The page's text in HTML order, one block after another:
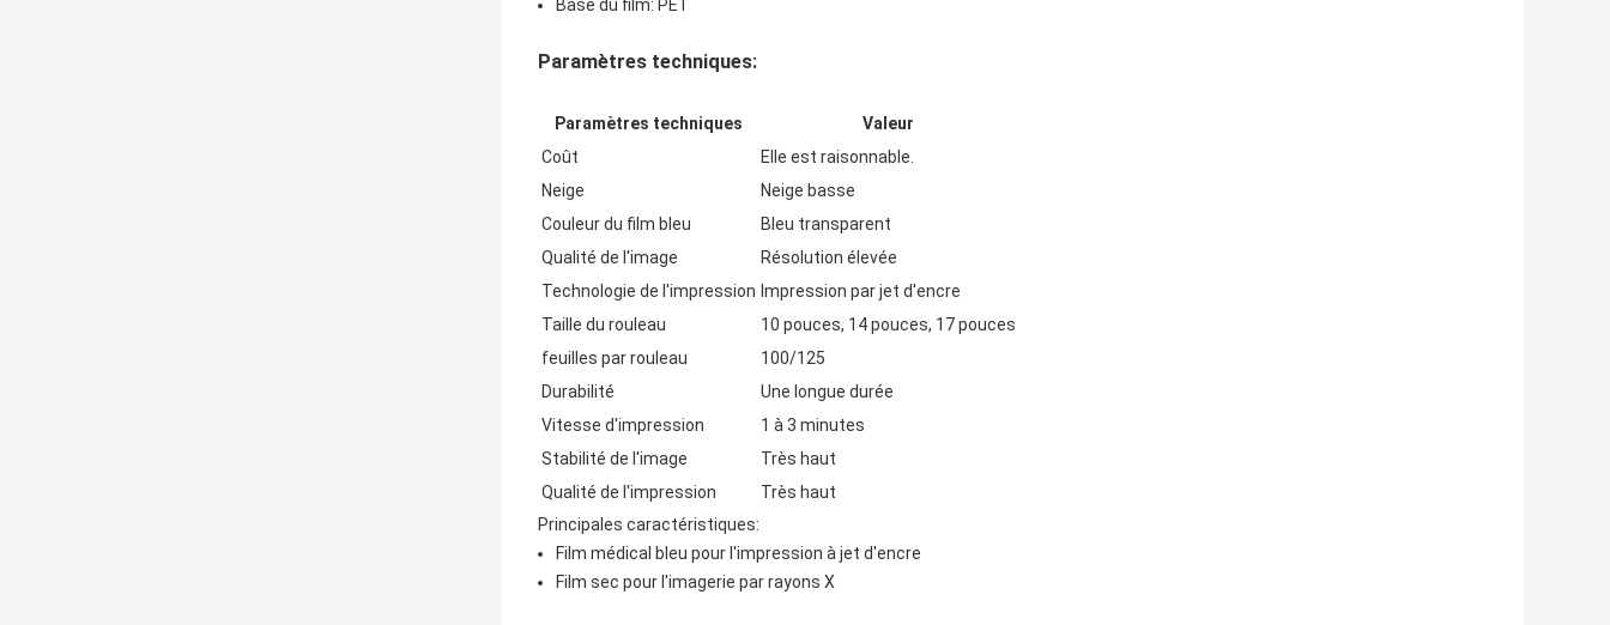
Base du film: PET
Paramètres techniques:
Paramètres techniques
Valeur
Coût
Elle est raisonnable.
Neige
Neige basse
Couleur du film bleu
Bleu transparent
Qualité de l'image
Résolution élevée
Technologie de l'impression Impression par jet d'encre
Taille du rouleau
10 pouces, 14 pouces, 17 pouces
feuilles par rouleau
100/125
Durabilité
Une longue durée
Vitesse d'impression
1 à 3 minutes
Stabilité de l'image
Très haut
Qualité de l'impression
Très haut
Principales caractéristiques:
Film médical bleu pour l'impression à jet d'encre
Film sec pour l'imagerie par rayons X